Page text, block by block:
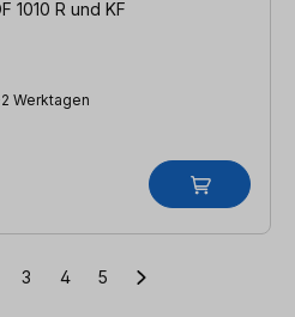
1010 R und KF
Werktagen
Seite
3 Seite
4 Seite
5